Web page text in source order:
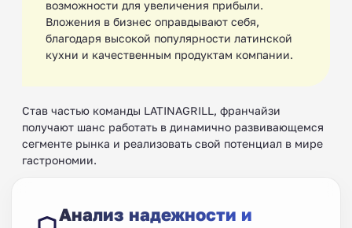
возможности для увеличения прибыли.
Вложения в бизнес оправдывают себя,
благодаря высокой популярности латинской
кухни и качественным продуктам компании.
Став частью команды LATINAGRILL, франчайзи
получают шанс работать в динамично развивающемся
сегменте рынка и реализовать свой потенциал в мире
гастрономии.
Анализ надежности и